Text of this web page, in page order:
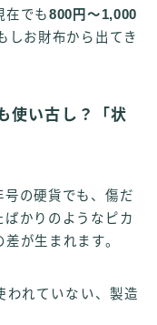
在でも800円〜1,000
しお財布から出てき
使い古し？「状
号の硬貨でも、傷だ
かりのようなピカ
が生まれます。
われていない、製造